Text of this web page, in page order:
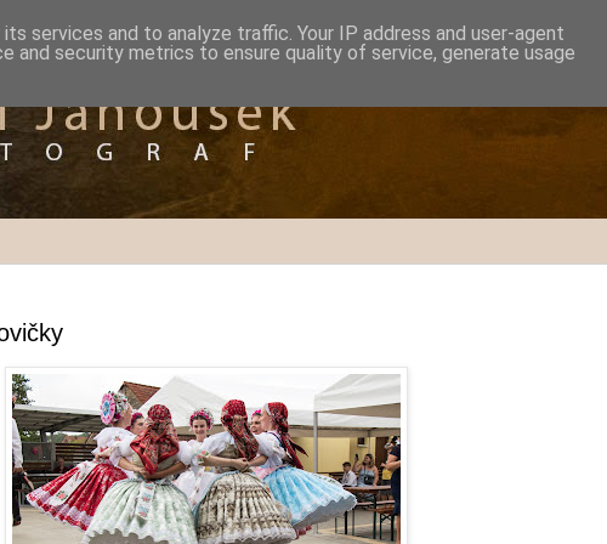
services and to analyze traffic. Your IP address and user-agent
and security metrics to ensure quality of service, generate usage